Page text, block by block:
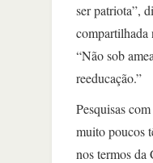
ser patriota”,
compartilhada
“Não sob
reeducação.”
Pesquisas
muito poucos
nos termos da